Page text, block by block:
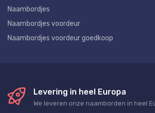
Naambordjes
Naambordjes voordeur
Naambordjes voordeur goedkoop
Levering in heel Europa
We leveren onze naamborden in heel